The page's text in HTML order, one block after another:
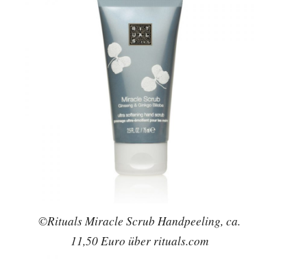
©Rituals Miracle Scrub Handpeeling, ca.
11,50 Euro über rituals.com